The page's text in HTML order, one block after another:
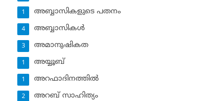
അബ്ബാസികളുടെ പതനം
1
അബ്ബാസികള്‍
4
അമാനുഷികത
3
അയ്യൂബ്‌
1
അറഫാദിനത്തില്‍
1
അറബ് സാഹിത്യം
2